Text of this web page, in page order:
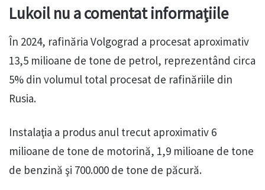
Lukoil nu a comentat informaţiile
În 2024, rafinăria Volgograd a procesat aproximativ
13,5 milioane de tone de petrol, reprezentând circa
5% din volumul total procesat de rafinăriile din
Rusia.
Instalaţia a produs anul trecut aproximativ 6
milioane de tone de motorină, 1,9 milioane de tone
de benzină şi 700.000 de tone de păcură.